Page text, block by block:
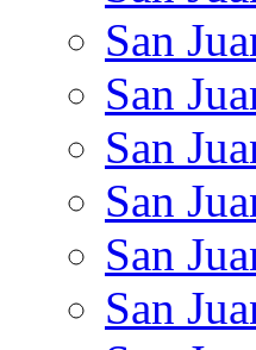
San
San
San
San
San
San